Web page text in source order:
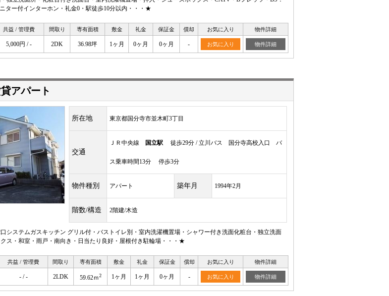
ター付インターホン・礼金0・駅徒歩10分以内・・・★
共益 / 管理費 間取り 専有面積 敷金 礼金 保証金 償却 お気に入り 物件詳細
5,000円 / - 2DK 36.98坪 1ヶ月 0ヶ月 0ヶ月 - お気に入り 物件詳細
アパート
所在地 東京都国分寺市並木町3丁目
交通
ＪＲ中央線 国立駅 徒歩29分 / 立川バス 国分寺高校入口 バ
ス乗車時間13分 停歩3分
物件種別 アパート 築年月 1994年2月
階数/構造 2階建/木造
システムガスキッチン グリル付・バストイレ別・室内洗濯機置場・シャワー付き洗面化粧台・独立洗面
ス・和室・雨戸・南向き・日当たり良好・屋根付き駐輪場・・・★
共益 / 管理費 間取り 専有面積 敷金 礼金 保証金 償却 お気に入り 物件詳細
- / - 2LDK 59.62ｍ2 1ヶ月 1ヶ月 0ヶ月 - お気に入り 物件詳細